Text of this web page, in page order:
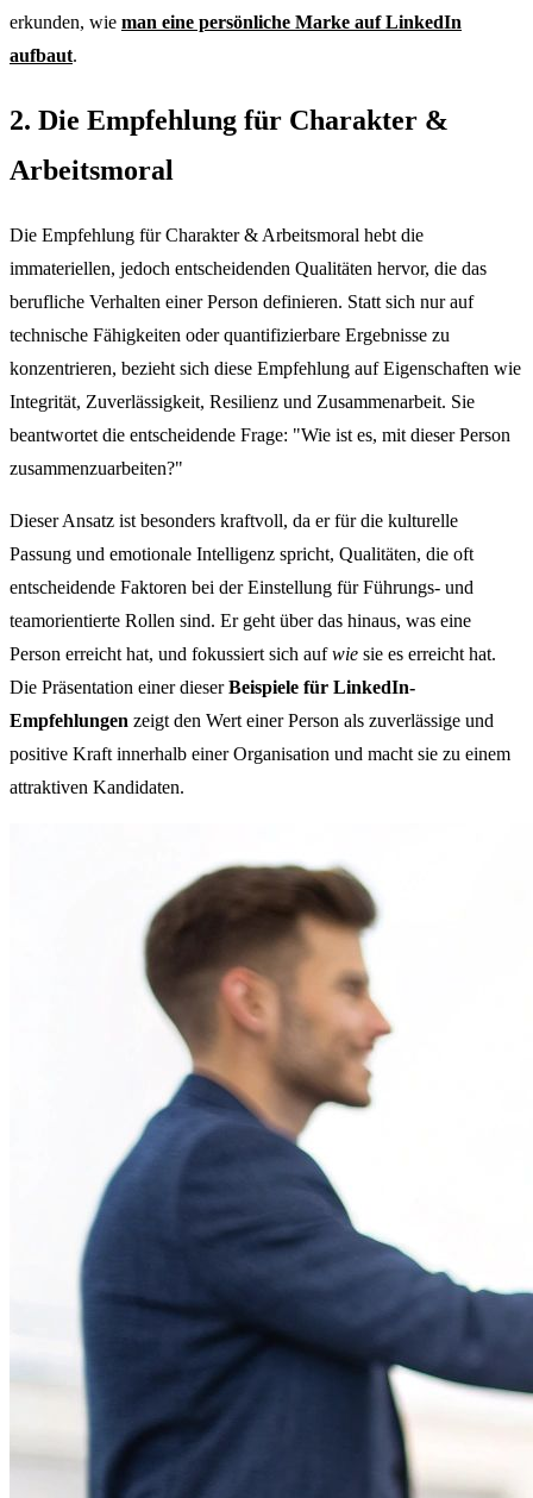
erkunden, wie man eine persönliche Marke auf LinkedIn
aufbaut.
2. Die Empfehlung für Charakter &
Arbeitsmoral
Die Empfehlung für Charakter & Arbeitsmoral hebt die
immateriellen, jedoch entscheidenden Qualitäten hervor, die das
berufliche Verhalten einer Person definieren. Statt sich nur auf
technische Fähigkeiten oder quantifizierbare Ergebnisse zu
konzentrieren, bezieht sich diese Empfehlung auf Eigenschaften wie
Integrität, Zuverlässigkeit, Resilienz und Zusammenarbeit. Sie
beantwortet die entscheidende Frage: "Wie ist es, mit dieser Person
zusammenzuarbeiten?"
Dieser Ansatz ist besonders kraftvoll, da er für die kulturelle
Passung und emotionale Intelligenz spricht, Qualitäten, die oft
entscheidende Faktoren bei der Einstellung für Führungs- und
teamorientierte Rollen sind. Er geht über das hinaus, was eine
Person erreicht hat, und fokussiert sich aufwie sie es erreicht hat.
Die Präsentation einer dieserBeispiele für LinkedIn-
Empfehlungen zeigt den Wert einer Person als zuverlässige und
positive Kraft innerhalb einer Organisation und macht sie zu einem
attraktiven Kandidaten.